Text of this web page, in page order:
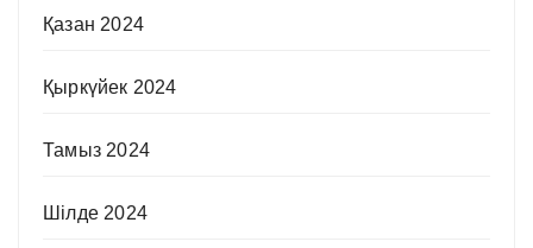
Қазан 2024
Қыркүйек 2024
Тамыз 2024
Шілде 2024